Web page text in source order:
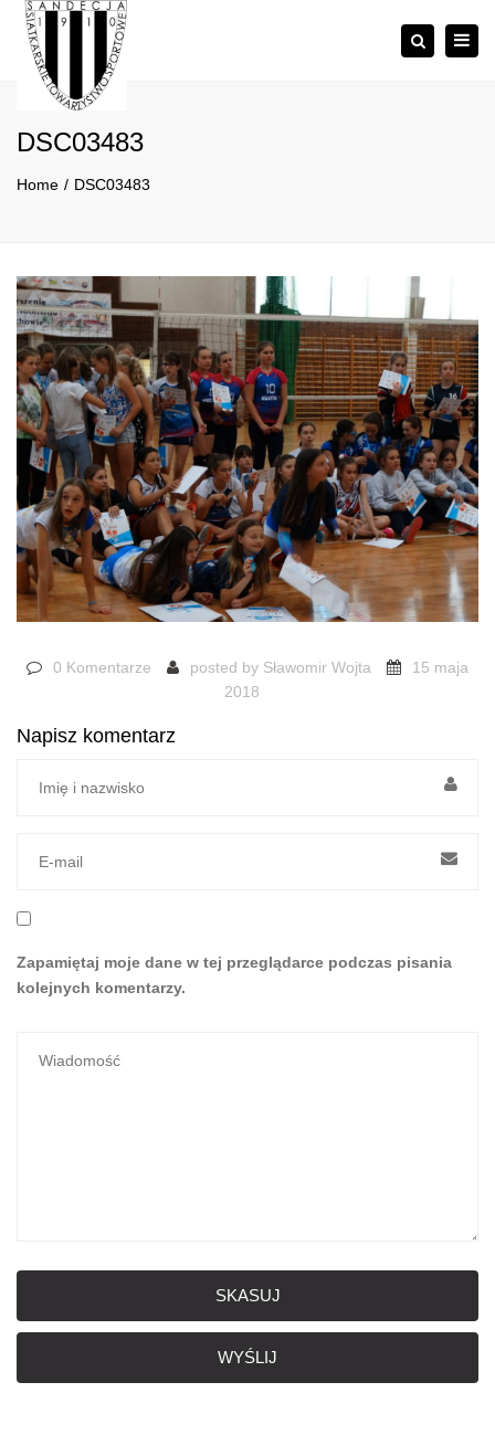
Szukaj
DSC03483
Home DSC03483
0 Komentarze posted by Sławomir Wojta
15 maja
2018
Napisz komentarz
Zapamiętaj moje dane w tej przeglądarce podczas pisania
kolejnych komentarzy.
SKASUJ
WYŚLIJ